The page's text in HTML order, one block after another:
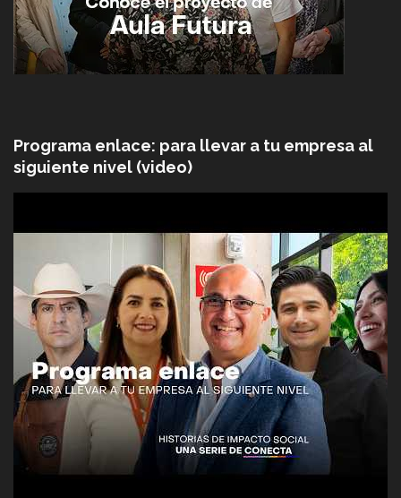
Programa enlace: para llevar a tu empresa al
siguiente nivel (video)